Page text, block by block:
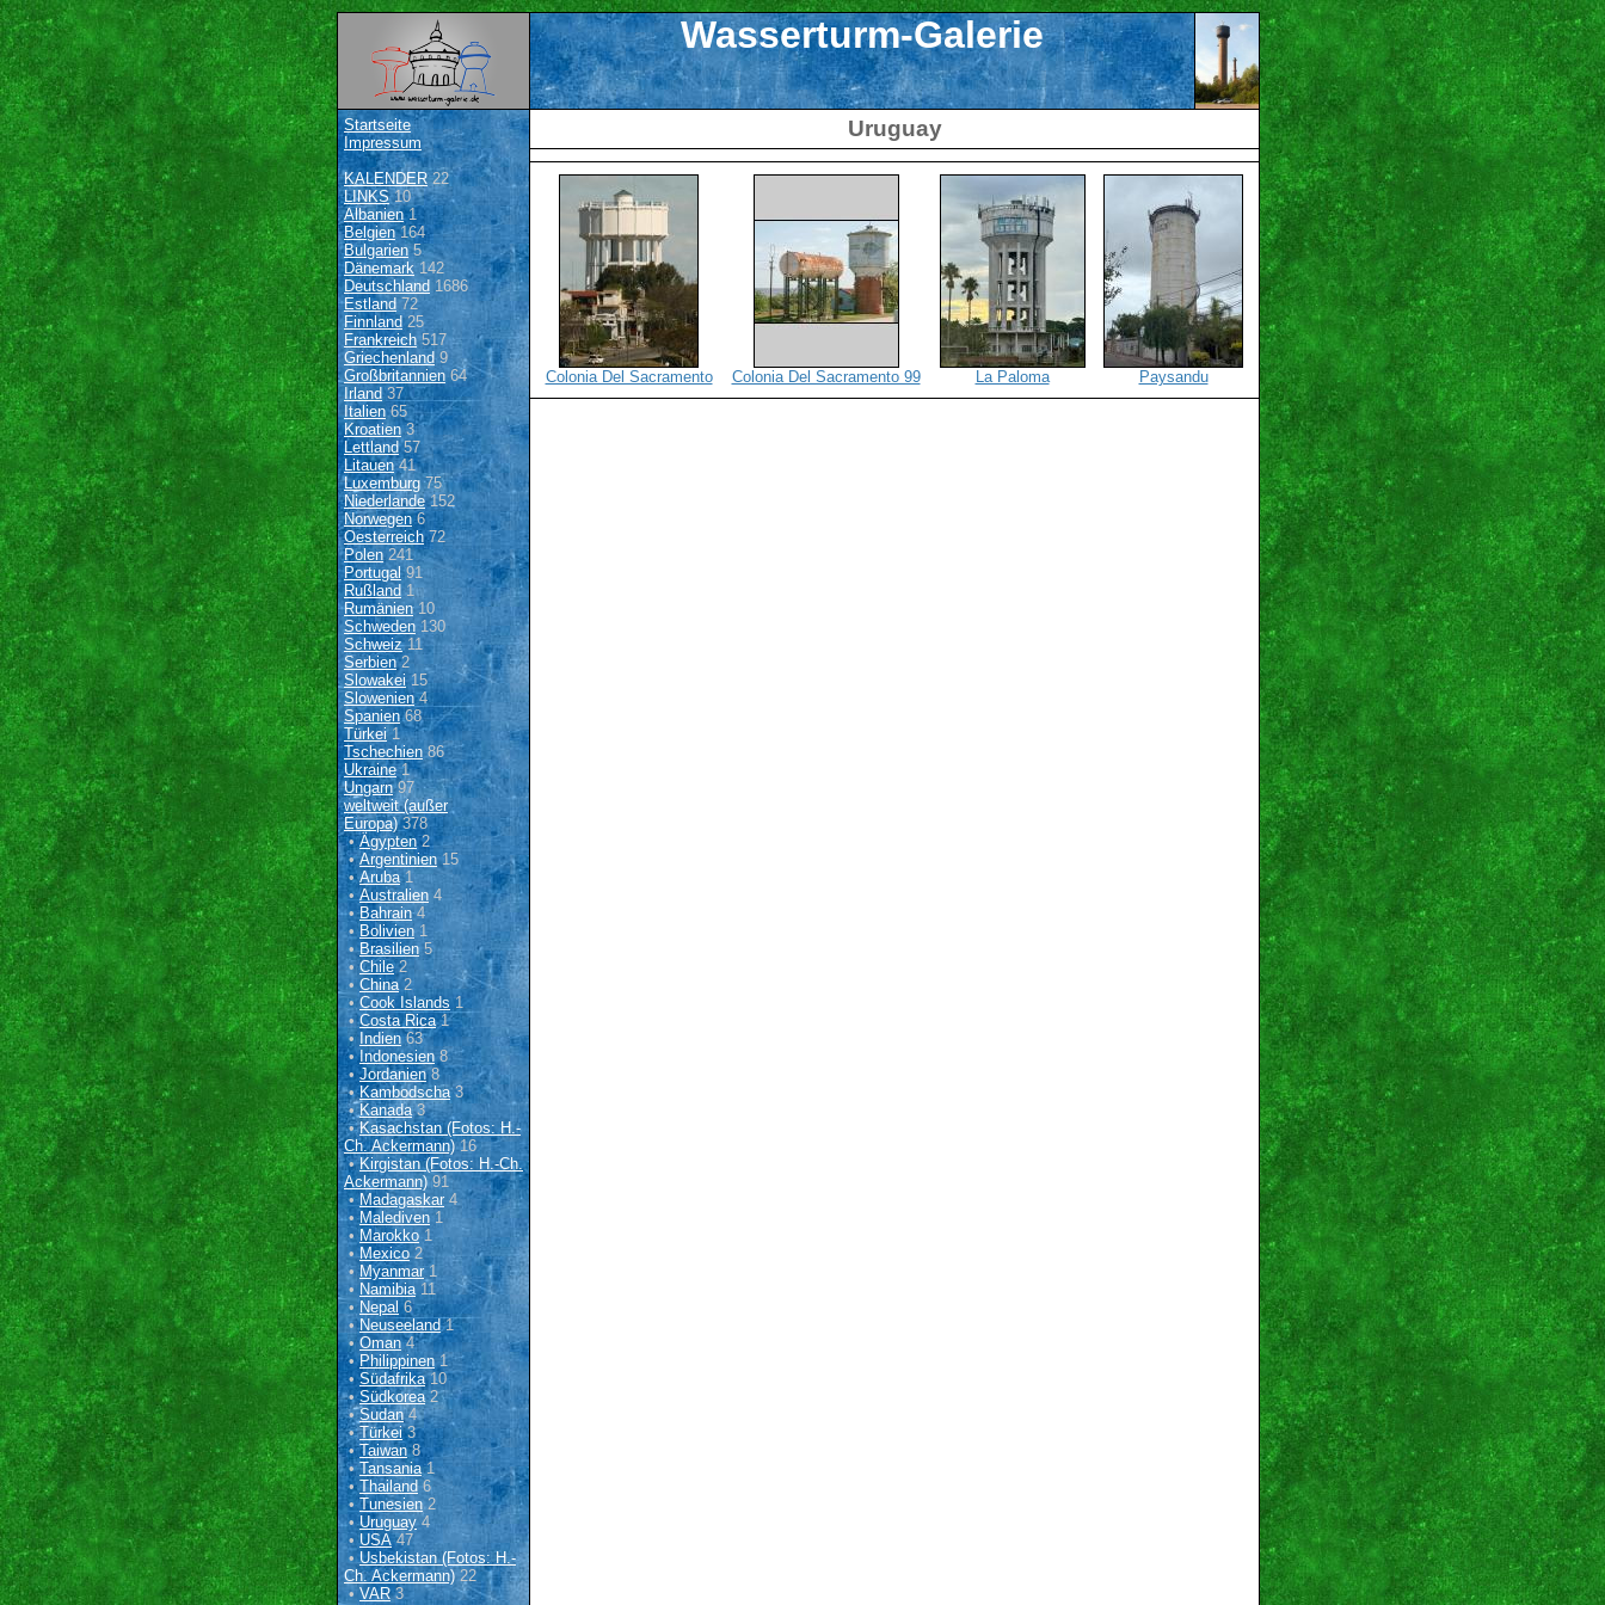
Wasserturm-Galerie
Startseite
Impressum
KALENDER22
LINKS10
Albanien1
Belgien164
Bulgarien 5
Dänemark142
Deutschland 1686
Estland 72
Finnland 25
Frankreich517
Griechenland9
Großbritannien64
Irland 37
Italien65
Kroatien3
Lettland57
Litauen41
Luxemburg 75
Niederlande152
Norwegen6
Oesterreich72
Polen 241
Portugal91
Rußland 1
Rumänien10
Schweden 130
Schweiz11
Serbien2
Slowakei15
Slowenien4
Spanien68
Türkei1
Tschechien 86
Ukraine1
Ungarn97
weltweit (außer
Europa)378
•Ägypten2
•Argentinien15
•Aruba1
•Australien 4
•Bahrain4
• Bolivien 1
•Brasilien 5
•Chile2
• China2
• Cook Islands 1
•Costa Rica1
• Indien63
•Indonesien 8
•Jordanien8
•Kambodscha3
•Kanada3
•Kasachstan (Fotos: H.-
Ch. Ackermann)16
•Kirgistan (Fotos: H.-Ch.
Ackermann) 91
•Madagaskar 4
•Malediven 1
• Marokko 1
•Mexico2
•Myanmar 1
• Namibia11
• Nepal 6
•Neuseeland1
• Oman4
•Philippinen 1
•Südafrika10
•Südkorea2
•Sudan4
•Türkei3
•Taiwan8
•Tansania1
•Thailand 6
•Tunesien2
•Uruguay 4
•USA47
•Usbekistan (Fotos: H.-
Ch. Ackermann) 22
• VAR3
Uruguay
Colonia Del Sacramento Colonia Del Sacramento 99 La Paloma Paysandu